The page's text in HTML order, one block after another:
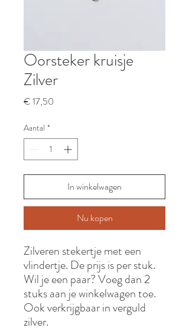
Oorsteker kruisje
Zilver
€ 17,50
Aantal *
In winkelwagen
Nu kopen
Zilveren stekertje met een
vlindertje. De prijs is per stuk.
Wil je een paar? Voeg dan 2
stuks aan je winkelwagen toe.
Ook verkrijgbaar in verguld
zilver.